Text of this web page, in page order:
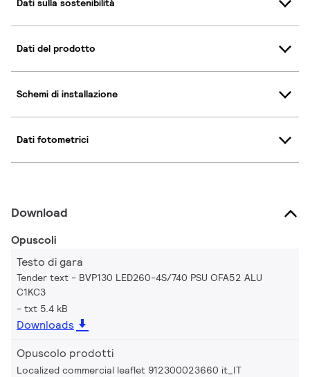
Dati sulla sostenibilità
Dati del prodotto
Schemi di installazione
Dati fotometrici
Download
Opuscoli
Testo di gara
Tender text - BVP130 LED260-4S/740 PSU OFA52 ALU
C1KC3
txt 5.4 kB
Downloads
Opuscolo prodotti
Localized commercial leaflet 912300023660 it_IT